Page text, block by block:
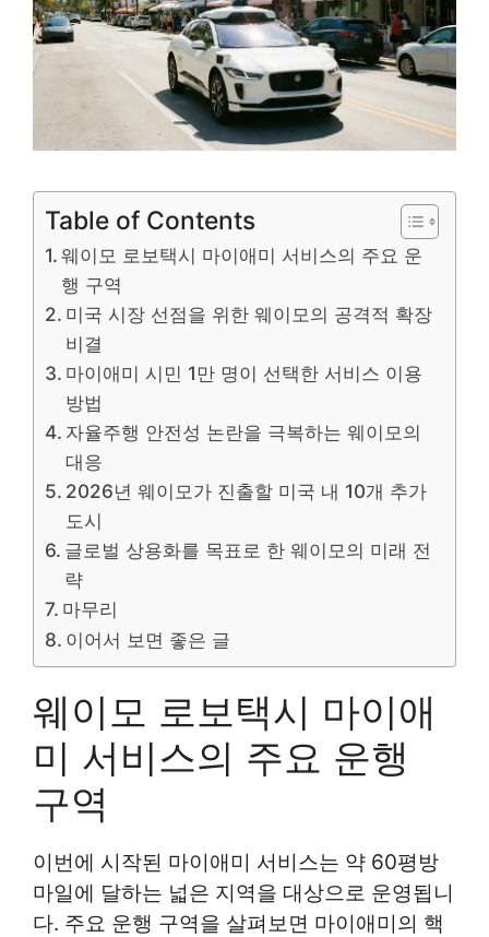
Table of Contents
웨이모 로보택시 마이애미 서비스의 주요 운
행 구역
미국 시장 선점을 위한 웨이모의 공격적 확장
비결
마이애미 시민 1만 명이 선택한 서비스 이용
방법
자율주행 안전성 논란을 극복하는 웨이모의
대응
2026년 웨이모가 진출할 미국 내 10개 추가
도시
글로벌 상용화를 목표로 한 웨이모의 미래 전
략
마무리
이어서 보면 좋은 글
웨이모 로보택시 마이애
미 서비스의 주요 운행
구역
이번에 시작된 마이애미 서비스는 약 60평방
마일에 달하는 넓은 지역을 대상으로 운영됩니
다. 주요 운행 구역을 살펴보면 마이애미의 핵